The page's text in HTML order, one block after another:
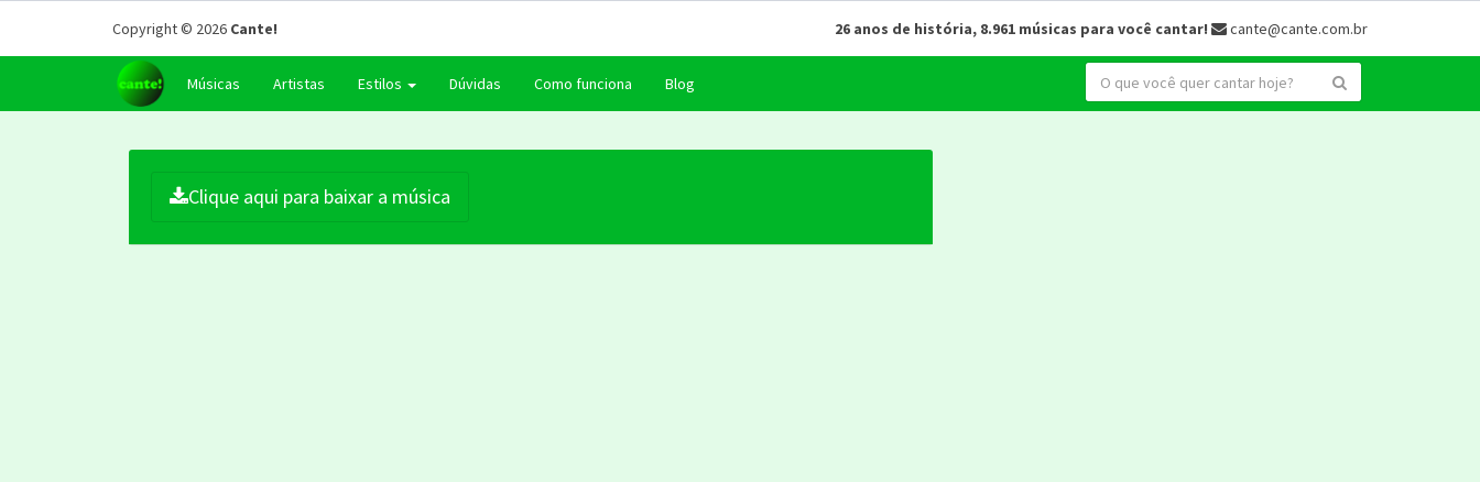
Copyright © 2026 Cante! 26 anos de história, 8.961 músicas para você cantar! cante@cante.com.br
Músicas Artistas Estilos Dúvidas Como funciona Blog
Clique aqui para baixar a música